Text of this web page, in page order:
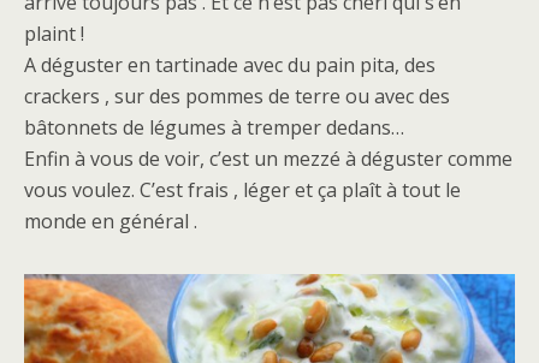
plaint !
A déguster en tartinade avec du pain pita, des
crackers , sur des pommes de terre ou avec des
bâtonnets de légumes à tremper dedans…
Enfin à vous de voir, c’est un mezzé à déguster comme
vous voulez. C’est frais , léger et ça plaît à tout le
monde en général .